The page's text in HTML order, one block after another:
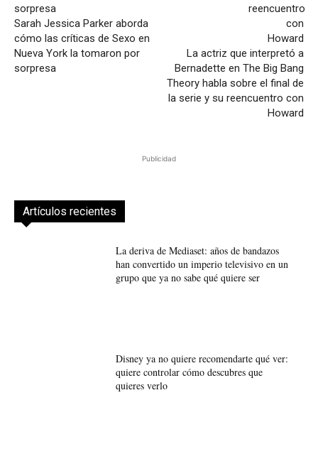
Sarah Jessica Parker aborda
cómo las críticas de Sexo en
Nueva York la tomaron por
sorpresa
La actriz que interpretó a
Bernadette en The Big Bang
Theory habla sobre el final de
la serie y su reencuentro con
Howard
Publicidad
Artículos recientes
La deriva de Mediaset: años de bandazos
han convertido un imperio televisivo en un
grupo que ya no sabe qué quiere ser
Disney ya no quiere recomendarte qué ver:
quiere controlar cómo descubres que
quieres verlo